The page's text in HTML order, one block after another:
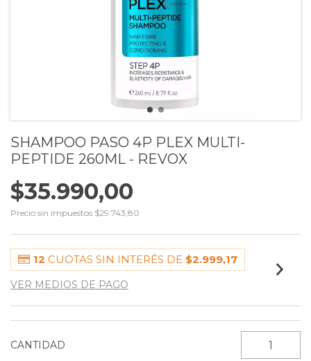
SHAMPOO PASO 4P PLEX MULTI-
PEPTIDE 260ML - REVOX
$35.990,00
Precio sin impuestos $29.743,80
12 CUOTAS SIN INTERÉS DE $2.999,17
VER MEDIOS DE PAGO
CANTIDAD